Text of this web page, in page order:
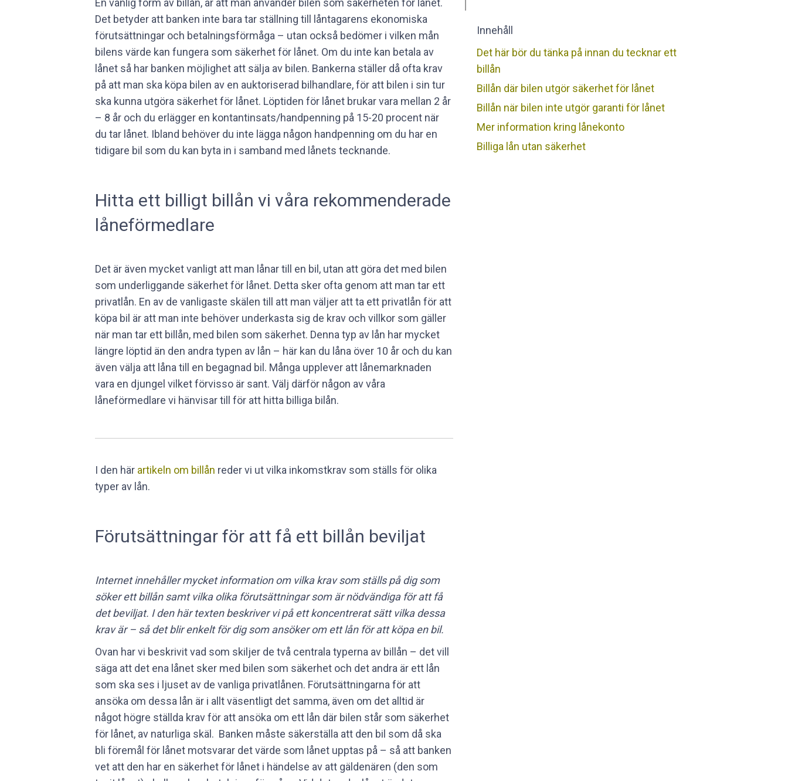
En vanlig form av billån, är att man använder bilen som säkerheten för lånet.
Det betyder att banken inte bara tar ställning till låntagarens ekonomiska
förutsättningar och betalningsförmåga – utan också bedömer i vilken mån
bilens värde kan fungera som säkerhet för lånet. Om du inte kan betala av
lånet så har banken möjlighet att sälja av bilen. Bankerna ställer då ofta krav
på att man ska köpa bilen av en auktoriserad bilhandlare, för att bilen i sin tur
ska kunna utgöra säkerhet för lånet. Löptiden för lånet brukar vara mellan 2 år
– 8 år och du erlägger en kontantinsats/handpenning på 15-20 procent när
du tar lånet. Ibland behöver du inte lägga någon handpenning om du har en
tidigare bil som du kan byta in i samband med lånets tecknande.
Hitta ett billigt billån vi våra rekommenderade
låneförmedlare
Det är även mycket vanligt att man lånar till en bil, utan att göra det med bilen
som underliggande säkerhet för lånet. Detta sker ofta genom att man tar ett
privatlån. En av de vanligaste skälen till att man väljer att ta ett privatlån för att
köpa bil är att man inte behöver underkasta sig de krav och villkor som gäller
när man tar ett billån, med bilen som säkerhet. Denna typ av lån har mycket
längre löptid än den andra typen av lån – här kan du låna över 10 år och du kan
även välja att låna till en begagnad bil. Många upplever att lånemarknaden
vara en djungel vilket förvisso är sant. Välj därför någon av våra
låneförmedlare vi hänvisar till för att hitta billiga bilån.
I den här artikeln om billån reder vi ut vilka inkomstkrav som ställs för olika
typer av lån.
Förutsättningar för att få ett billån beviljat
Internet innehåller mycket information om vilka krav som ställs på dig som
söker ett billån samt vilka olika förutsättningar som är nödvändiga för att få
det beviljat. I den här texten beskriver vi på ett koncentrerat sätt vilka dessa
krav är – så det blir enkelt för dig som ansöker om ett lån för att köpa en bil.
Ovan har vi beskrivit vad som skiljer de två centrala typerna av billån – det vill
säga att det ena lånet sker med bilen som säkerhet och det andra är ett lån
som ska ses i ljuset av de vanliga privatlånen. Förutsättningarna för att
ansöka om dessa lån är i allt väsentligt det samma, även om det alltid är
något högre ställda krav för att ansöka om ett lån där bilen står som säkerhet
för lånet, av naturliga skäl. Banken måste säkerställa att den bil som då ska
bli föremål för lånet motsvarar det värde som lånet upptas på – så att banken
vet att den har en säkerhet för lånet i händelse av att gäldenären (den som
Innehåll
Det här bör du tänka på innan du tecknar ett
billån
Billån där bilen utgör säkerhet för lånet
Billån när bilen inte utgör garanti för lånet
Mer information kring lånekonto
Billiga lån utan säkerhet